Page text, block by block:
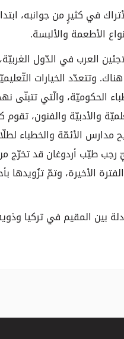
في كثيرٍ من جوانبه،
الأطعمة والألبسة.
العرب في الدّول
وتتعدّد الخيارات
الحكوميّة، والّتي تتبنّى
والأدبيّة والفنون،
مدارس الأئمّة والخطباء
رجب طيّب أردوغان قد
الأخيرة، وتمّ تزُويدها
بين المقيم في تركيا